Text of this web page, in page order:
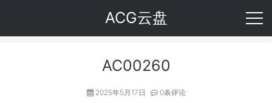
ACG云盘
AC00260
2025年5月17日 0条评论